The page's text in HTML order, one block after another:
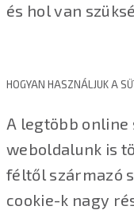
és hol van
HOGYAN HASZNÁLJUK A
A legtöbb
weboldalunk is
féltől származó
cookie-k nagy